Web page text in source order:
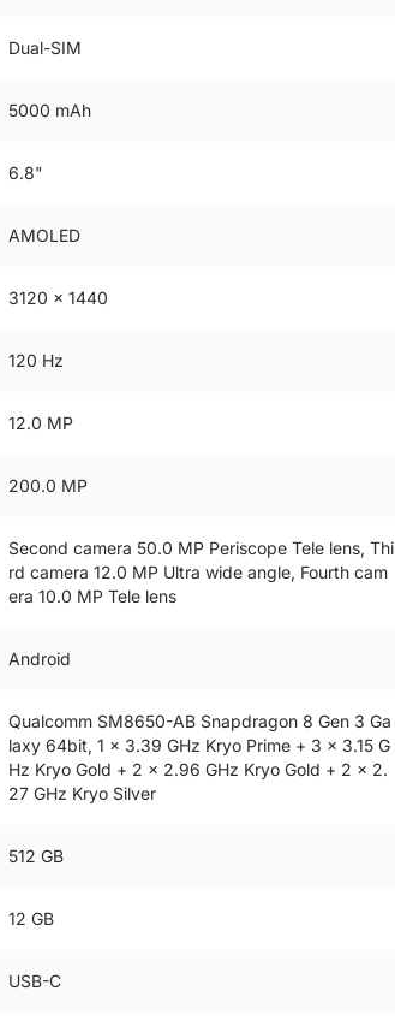
Dual-SIM
5000 mAh
6.8"
AMOLED
3120 x 1440
120 Hz
12.0 MP
200.0 MP
Second camera 50.0 MP Periscope Tele lens, Thi
rd camera 12.0 MP Ultra wide angle, Fourth cam
era 10.0 MP Tele lens
Android
Qualcomm SM8650-AB Snapdragon 8 Gen 3 Ga
laxy 64bit, 1 x 3.39 GHz Kryo Prime + 3 x 3.15 G
Hz Kryo Gold + 2 x 2.96 GHz Kryo Gold + 2 x 2.
27 GHz Kryo Silver
512 GB
12 GB
USB-C